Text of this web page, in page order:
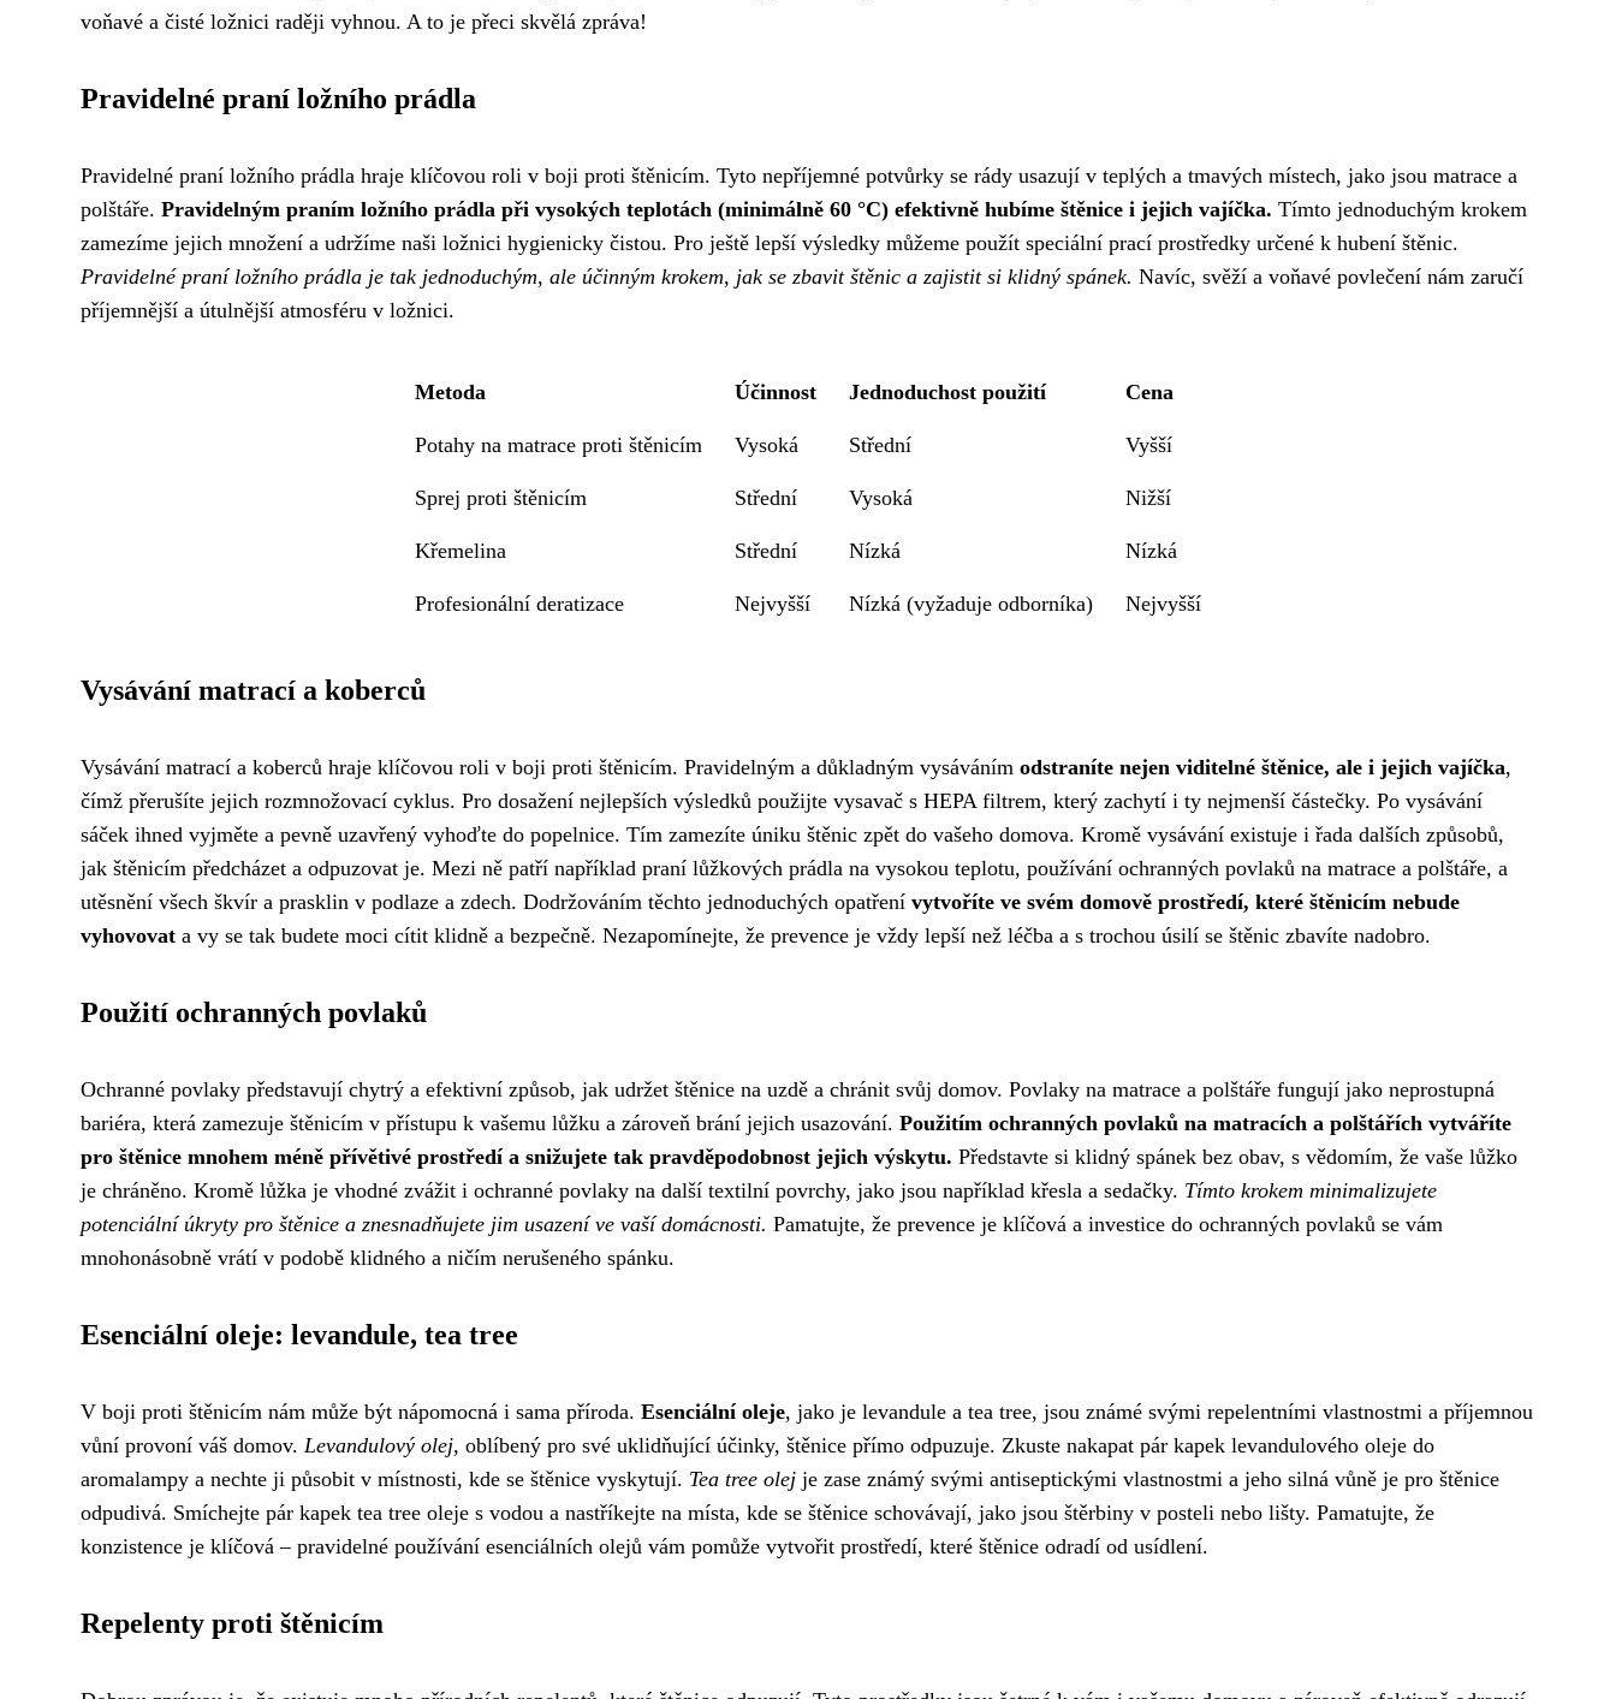
voňavé a čisté ložnici raději vyhnou. A to je přeci skvělá zpráva!
Pravidelné praní ložního prádla
Pravidelné praní ložního prádla hraje klíčovou roli v boji proti štěnicím. Tyto nepříjemné potvůrky se rády usazují v teplých a tmavých místech, jako jsou matrace a
polštáře. Pravidelným praním ložního prádla při vysokých teplotách (minimálně 60 °C) efektivně hubíme štěnice i jejich vajíčka. Tímto jednoduchým krokem
zamezíme jejich množení a udržíme naši ložnici hygienicky čistou. Pro ještě lepší výsledky můžeme použít speciální prací prostředky určené k hubení štěnic.
Pravidelné praní ložního prádla je tak jednoduchým, ale účinným krokem, jak se zbavit štěnic a zajistit si klidný spánek. Navíc, svěží a voňavé povlečení nám zaručí
příjemnější a útulnější atmosféru v ložnici.
Metoda Účinnost Jednoduchost použití Cena
Potahy na matrace proti štěnicím Vysoká Střední Vyšší
Sprej proti štěnicím Střední Vysoká Nižší
Křemelina Střední Nízká Nízká
Profesionální deratizace Nejvyšší Nízká (vyžaduje odborníka) Nejvyšší
Vysávání matrací a koberců
Vysávání matrací a koberců hraje klíčovou roli v boji proti štěnicím. Pravidelným a důkladným vysáváním odstraníte nejen viditelné štěnice, ale i jejich vajíčka,
čímž přerušíte jejich rozmnožovací cyklus. Pro dosažení nejlepších výsledků použijte vysavač s HEPA filtrem, který zachytí i ty nejmenší částečky. Po vysávání
sáček ihned vyjměte a pevně uzavřený vyhoďte do popelnice. Tím zamezíte úniku štěnic zpět do vašeho domova. Kromě vysávání existuje i řada dalších způsobů,
jak štěnicím předcházet a odpuzovat je. Mezi ně patří například praní lůžkových prádla na vysokou teplotu, používání ochranných povlaků na matrace a polštáře, a
utěsnění všech škvír a prasklin v podlaze a zdech. Dodržováním těchto jednoduchých opatření vytvoříte ve svém domově prostředí, které štěnicím nebude
vyhovovat a vy se tak budete moci cítit klidně a bezpečně. Nezapomínejte, že prevence je vždy lepší než léčba a s trochou úsilí se štěnic zbavíte nadobro.
Použití ochranných povlaků
Ochranné povlaky představují chytrý a efektivní způsob, jak udržet štěnice na uzdě a chránit svůj domov. Povlaky na matrace a polštáře fungují jako neprostupná
bariéra, která zamezuje štěnicím v přístupu k vašemu lůžku a zároveň brání jejich usazování. Použitím ochranných povlaků na matracích a polštářích vytváříte
pro štěnice mnohem méně přívětivé prostředí a snižujete tak pravděpodobnost jejich výskytu. Představte si klidný spánek bez obav, s vědomím, že vaše lůžko
je chráněno. Kromě lůžka je vhodné zvážit i ochranné povlaky na další textilní povrchy, jako jsou například křesla a sedačky. Tímto krokem minimalizujete
potenciální úkryty pro štěnice a znesnadňujete jim usazení ve vaší domácnosti. Pamatujte, že prevence je klíčová a investice do ochranných povlaků se vám
mnohonásobně vrátí v podobě klidného a ničím nerušeného spánku.
Esenciální oleje: levandule, tea tree
V boji proti štěnicím nám může být nápomocná i sama příroda. Esenciální oleje, jako je levandule a tea tree, jsou známé svými repelentními vlastnostmi a příjemnou
vůní provoní váš domov. Levandulový olej, oblíbený pro své uklidňující účinky, štěnice přímo odpuzuje. Zkuste nakapat pár kapek levandulového oleje do
aromalampy a nechte ji působit v místnosti, kde se štěnice vyskytují. Tea tree olej je zase známý svými antiseptickými vlastnostmi a jeho silná vůně je pro štěnice
odpudivá. Smíchejte pár kapek tea tree oleje s vodou a nastříkejte na místa, kde se štěnice schovávají, jako jsou štěrbiny v posteli nebo lišty. Pamatujte, že
konzistence je klíčová – pravidelné používání esenciálních olejů vám pomůže vytvořit prostředí, které štěnice odradí od usídlení.
Repelenty proti štěnicím